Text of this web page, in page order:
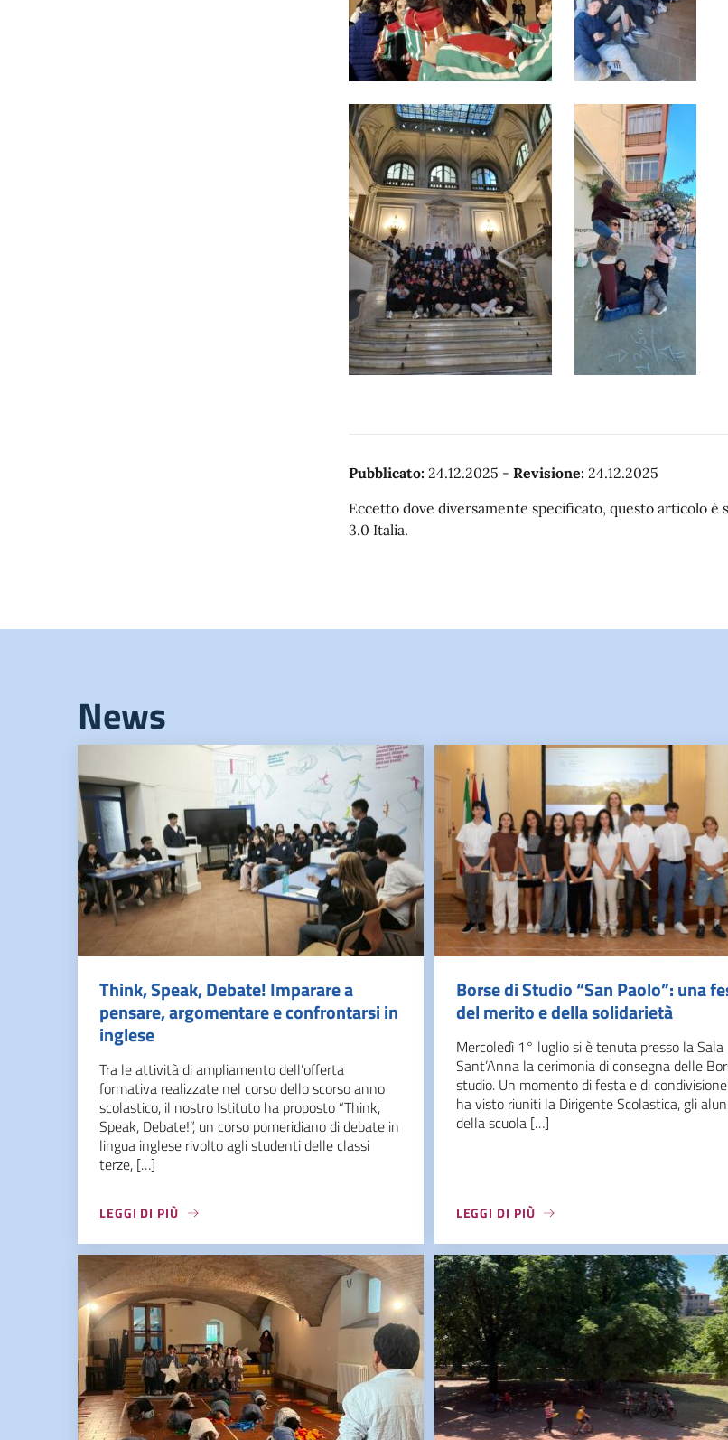
Pubblicato: 24.12.2025 - Revisione: 24.12.2025
Eccetto dove diversamente specificato, questo articolo
3.0 Italia.
News
Think, Speak, Debate! Imparare a
pensare, argomentare e confrontarsi in
inglese
Tra le attività di ampliamento dell’offerta
formativa realizzate nel corso dello scorso anno
scolastico, il nostro Istituto ha proposto “Think,
Speak, Debate!”, un corso pomeridiano di debate in
lingua inglese rivolto agli studenti delle classi
terze, […]
LEGGI DI PIÙ
Borse di Studio “San Paolo”: una
del merito e della solidarietà
Mercoledì 1° luglio si è tenuta presso la Sala
Sant’Anna la cerimonia di consegna delle
studio. Un momento di festa e di
ha visto riuniti la Dirigente Scolastica, gli
della scuola […]
LEGGI DI PIÙ